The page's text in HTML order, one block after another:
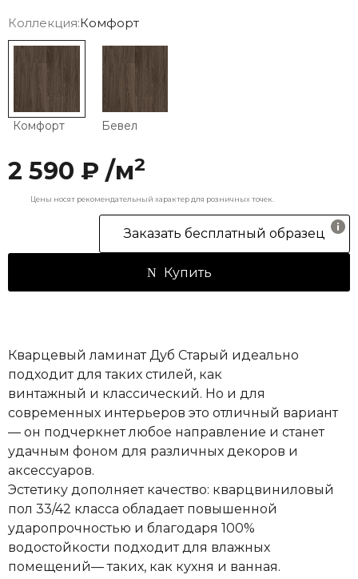
Коллекция:Комфорт
Комфорт Бевел
2 590 ₽ /м2
Цены носят рекомендательный характер для розничных точек.
Заказать бесплатный образец
Купить
Кварцевый ламинат Дуб Старый идеально
подходит для таких стилей, как
винтажный и классический. Но и для
современных интерьеров это отличный вариант
— он подчеркнет любое направление и станет
удачным фоном для различных декоров и
аксессуаров.
Эстетику дополняет качество: кварцвиниловый
пол 33/42 класса обладает повышенной
ударопрочностью и благодаря 100%
водостойкости подходит для влажных
помещений— таких, как кухня и ванная.